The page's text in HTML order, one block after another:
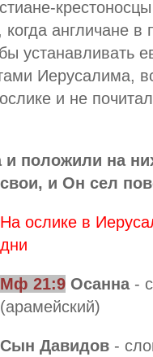
когда англичане в
устанавливать
Иерусалима,
и не
и положили на
свои, и Он сел
На ослике в
дни
Мф 21:9 Осанна-
(арамейский)
Сын Давидов-